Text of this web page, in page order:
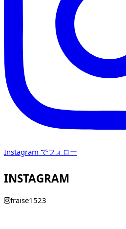
Instagram でフォロー
INSTAGRAM
fraise1523